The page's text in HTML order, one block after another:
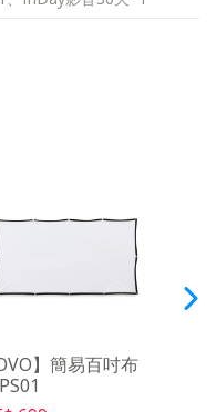
】簡易百吋布